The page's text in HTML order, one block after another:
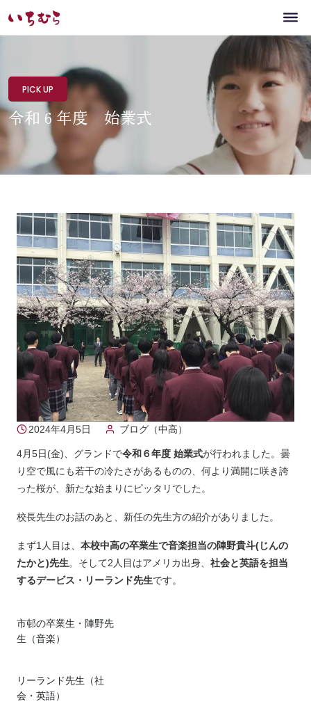
PICK UP
令和６年度 始業式
2024年4月5日 ブログ（中高）
4月5日(金)、グランドで令和６年度 始業式が行われました。曇
り空で風にも若干の冷たさがあるものの、何より満開に咲き誇
った桜が、新たな始まりにピッタリでした。
校長先生のお話のあと、新任の先生方の紹介がありました。
まず1人目は、 本校中高の卒業生で音楽担当の陣野貴斗(じんの
たかと)先生。そして2人目はアメリカ出身、 社会と英語を担当
するデービス・リーランド先生です。
市邨の卒業生・陣野先
生（音楽）
リーランド先生（社
会・英語）